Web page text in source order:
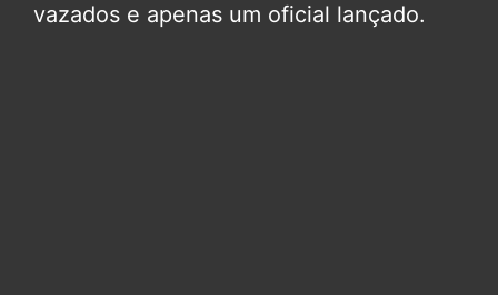
vazados e apenas um oficial lançado.